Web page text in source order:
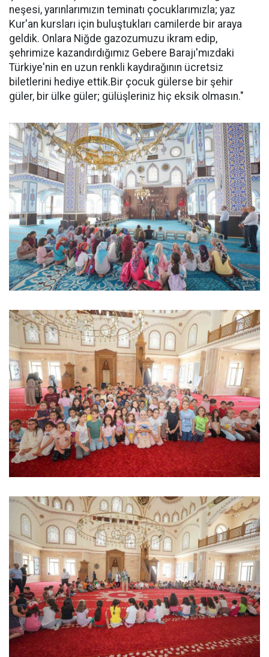
neşesi, yarınlarımızın teminatı çocuklarımızla; yaz
Kur'an kursları için buluştukları camilerde bir araya
geldik. Onlara Niğde gazozumuzu ikram edip,
şehrimize kazandırdığımız Gebere Barajı'mızdaki
Türkiye'nin en uzun renkli kaydırağının ücretsiz
biletlerini hediye ettik.Bir çocuk gülerse bir şehir
güler, bir ülke güler; gülüşleriniz hiç eksik olmasın."